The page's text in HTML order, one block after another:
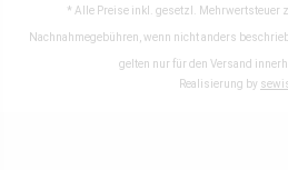
* Alle Preise inkl. gesetzl. Mehrwertsteuer
Nachnahmegebühren, wenn nicht anders
gelten nur für den Versand
Realisierung by